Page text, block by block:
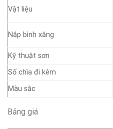
Vật liệu
Nắp bình xăng
Kỹ thuật sơn
Số chìa đi kèm
Màu sắc
Bảng giá